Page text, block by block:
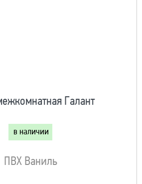
Галант
в наличии
ПВХ Ваниль